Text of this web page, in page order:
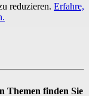
reduzieren. Erfahre,
Themen finden Sie